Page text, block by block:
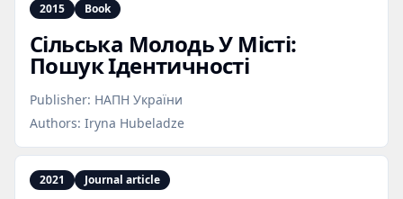
2015 Book
Сільська Молодь У Місті:
Пошук Ідентичності
Publisher: НАПН України
Authors: Iryna Hubeladze
2021 Journal article